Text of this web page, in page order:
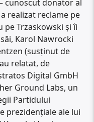
cunoscut donator al
realizat reclame pe
pe Trzaskowski și îi
Karol Nawrocki
(susținut de
relatat, de
Digital GmbH
Ground Labs, un
Partidului
prezidențiale ale lui